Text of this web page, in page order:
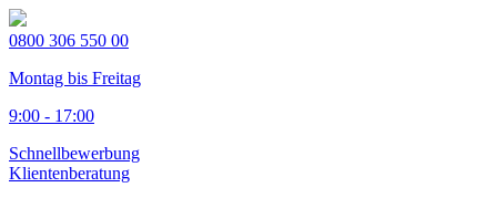
0800 306 550 00
Montag bis Freitag
9:00 - 17:00
Schnellbewerbung
Klientenberatung